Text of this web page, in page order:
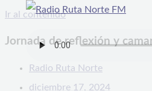
Ir al contenido
Jornada de reflexión y
Radio Ruta Norte
diciembre 17, 2024